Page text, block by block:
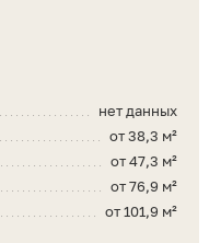
нет данных
от 38,3 м²
от 47,3 м²
от 76,9 м²
от 101,9 м²